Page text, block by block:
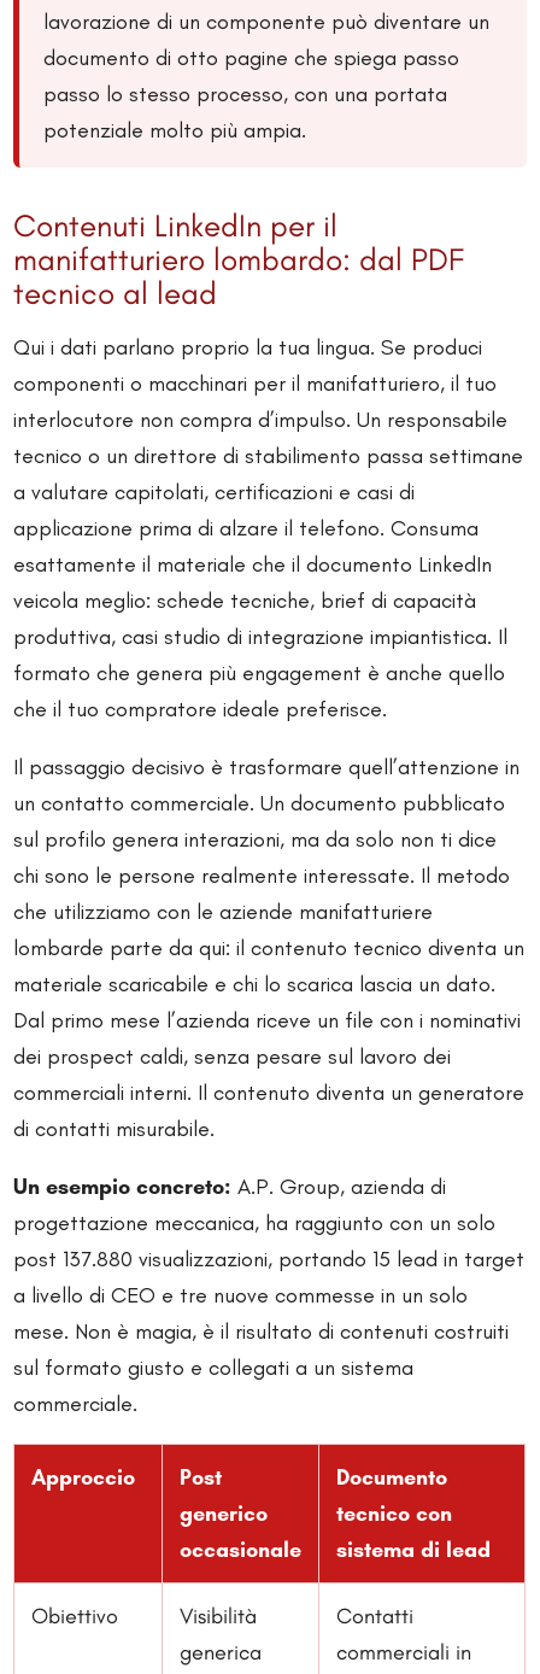
lavorazione di un componente può diventare un
documento di otto pagine che spiega passo
passo lo stesso processo, con una portata
potenziale molto più ampia.
Contenuti LinkedIn per il
manifatturiero lombardo: dal PDF
tecnico al lead
Qui i dati parlano proprio la tua lingua. Se produci
componenti o macchinari per il manifatturiero, il tuo
interlocutore non compra d’impulso. Un responsabile
tecnico o un direttore di stabilimento passa settimane
a valutare capitolati, certificazioni e casi di
applicazione prima di alzare il telefono. Consuma
esattamente il materiale che il documento LinkedIn
veicola meglio: schede tecniche, brief di capacità
produttiva, casi studio di integrazione impiantistica. Il
formato che genera più engagement è anche quello
che il tuo compratore ideale preferisce.
Il passaggio decisivo è trasformare quell’attenzione in
un contatto commerciale. Un documento pubblicato
sul profilo genera interazioni, ma da solo non ti dice
chi sono le persone realmente interessate. Il metodo
che utilizziamo con le aziende manifatturiere
lombarde parte da qui: il contenuto tecnico diventa un
materiale scaricabile e chi lo scarica lascia un dato.
Dal primo mese l’azienda riceve un file con i nominativi
dei prospect caldi, senza pesare sul lavoro dei
commerciali interni. Il contenuto diventa un generatore
di contatti misurabile.
Un esempio concreto: A.P. Group, azienda di
progettazione meccanica, ha raggiunto con un solo
post 137.880 visualizzazioni, portando 15 lead in target
a livello di CEO e tre nuove commesse in un solo
mese. Non è magia, è il risultato di contenuti costruiti
sul formato giusto e collegati a un sistema
commerciale.
Approccio
Post
generico
occasionale
Documento
tecnico con
sistema di lead
Obiettivo
Visibilità
generica
Contatti
commerciali in